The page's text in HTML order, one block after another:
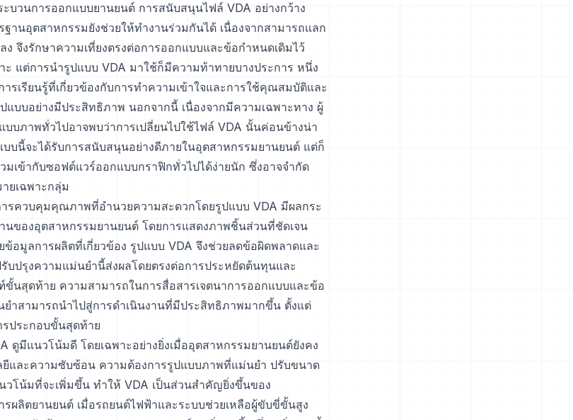
ะบวนการออกแบบยานยนต์ การสนับสนุนไฟล์ VDA อย่างกว้าง
านอุตสาหกรรมยังช่วยให้ทำงานร่วมกันได้ เนื่องจากสามารถแลก
ง จึงรักษาความเที่ยงตรงต่อการออกแบบและข้อกำหนดเดิมไว้
แต่การนำรูปแบบ VDA มาใช้ก็มีความท้าทายบางประการ หนึ่ง
รเรียนรู้ที่เกี่ยวข้องกับการทำความเข้าใจและการใช้คุณสมบัติและ
บบอย่างมีประสิทธิภาพ นอกจากนี้ เนื่องจากมีความเฉพาะทาง ผู้
บภาพทั่วไปอาจพบว่าการเปลี่ยนไปใช้ไฟล์ VDA นั้นค่อนข้างน่า
บนี้จะได้รับการสนับสนุนอย่างดีภายในอุตสาหกรรมยานยนต์ แต่ก็
มเข้ากับซอฟต์แวร์ออกแบบกราฟิกทั่วไปได้ง่ายนัก ซึ่งอาจจำกัด
ยเฉพาะกลุ่ม
รควบคุมคุณภาพที่อำนวยความสะดวกโดยรูปแบบ VDA มีผลกระ
นของอุตสาหกรรมยานยนต์ โดยการแสดงภาพชิ้นส่วนที่ชัดเจน
ข้อมูลการผลิตที่เกี่ยวข้อง รูปแบบ VDA จึงช่วยลดข้อผิดพลาดและ
บปรุงความแม่นยำนี้ส่งผลโดยตรงต่อการประหยัดต้นทุนและ
สุดท้าย ความสามารถในการสื่อสารเจตนาการออกแบบและข้อ
ยำสามารถนำไปสู่การดำเนินงานที่มีประสิทธิภาพมากขึ้น ตั้งแต่
ประกอบขั้นสุดท้าย
ดูมีแนวโน้มดี โดยเฉพาะอย่างยิ่งเมื่ออุตสาหกรรมยานยนต์ยังคง
ยีและความซับซ้อน ความต้องการรูปแบบภาพที่แม่นยำ ปรับขนาด
โน้มที่จะเพิ่มขึ้น ทำให้ VDA เป็นส่วนสำคัญยิ่งขึ้นของ
ผลิตยานยนต์ เมื่อรถยนต์ไฟฟ้าและระบบช่วยเหลือผู้ขับขี่ขั้นสูง